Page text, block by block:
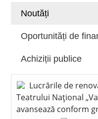
Noutăți
Oportunități de
Achiziții publice
Lucrările de
Teatrului Național
avansează conform